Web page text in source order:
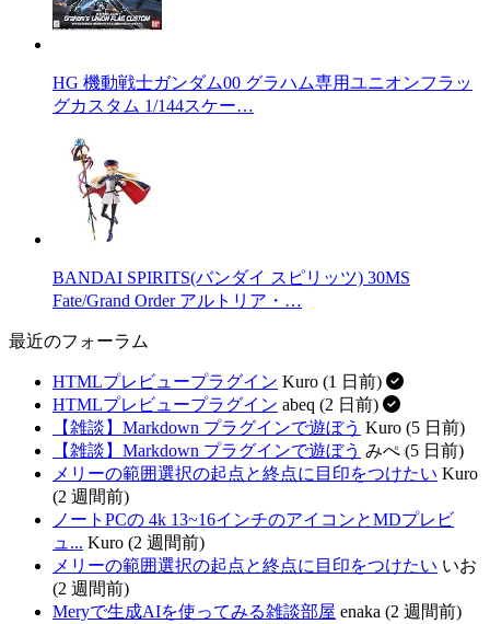
HG 機動戦士ガンダム00 グラハム専用ユニオンフラッ
グカスタム 1/144スケー…
BANDAI SPIRITS(バンダイ スピリッツ) 30MS
Fate/Grand Order アルトリア・…
最近のフォーラム
HTMLプレビュープラグイン Kuro (1 日前)
HTMLプレビュープラグイン abeq (2 日前)
【雑談】Markdown プラグインで遊ぼう Kuro (5 日前)
【雑談】Markdown プラグインで遊ぼう みぺ (5 日前)
メリーの範囲選択の起点と終点に目印をつけたい Kuro
(2 週間前)
ノートPCの 4k 13~16インチのアイコンとMDプレビ
ュ... Kuro (2 週間前)
メリーの範囲選択の起点と終点に目印をつけたい いお
(2 週間前)
Meryで生成AIを使ってみる雑談部屋 enaka (2 週間前)